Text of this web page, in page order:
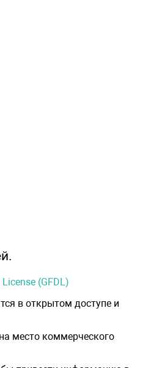
(GFDL)
в открытом доступе и
место коммерческого